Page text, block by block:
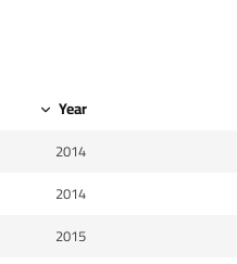
Year
2014
2014
2015